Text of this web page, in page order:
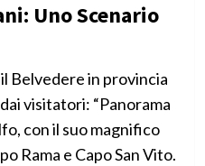
Uno Scenario
Belvedere in provincia
visitatori: “Panorama
con il suo magnifico
Rama e Capo San Vito.